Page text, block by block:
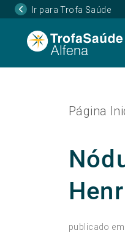
Ir para Trofa Saúde
Página
publicado